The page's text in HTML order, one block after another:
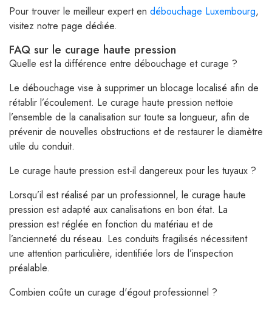
Pour trouver le meilleur expert en débouchage Luxembourg,
visitez notre page dédiée.
FAQ sur le curage haute pression
Quelle est la différence entre débouchage et curage ?
Le débouchage vise à supprimer un blocage localisé afin de
rétablir l’écoulement. Le curage haute pression nettoie
l’ensemble de la canalisation sur toute sa longueur, afin de
prévenir de nouvelles obstructions et de restaurer le diamètre
utile du conduit.
Le curage haute pression est-il dangereux pour les tuyaux ?
Lorsqu’il est réalisé par un professionnel, le curage haute
pression est adapté aux canalisations en bon état. La
pression est réglée en fonction du matériau et de
l’ancienneté du réseau. Les conduits fragilisés nécessitent
une attention particulière, identifiée lors de l’inspection
préalable.
Combien coûte un curage d'égout professionnel ?